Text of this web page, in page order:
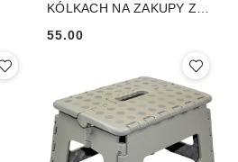
KÓLKACH NA ZAKUPY ZE
CZERWONO BIAŁY
55.00